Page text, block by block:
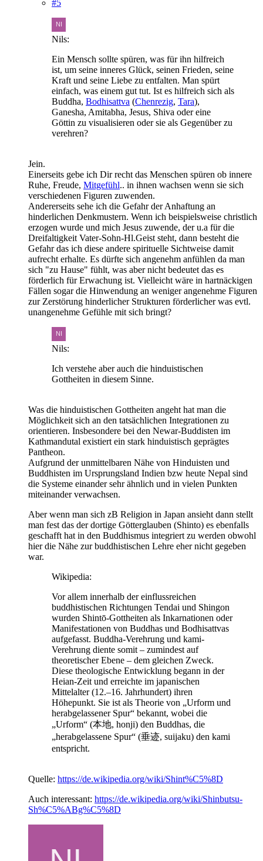
#5
Nils:
Ein Mensch sollte spüren, was für ihn hilfreich
ist, um seine inneres Glück, seinen Frieden, seine
Kraft und seine Liebe zu entfalten. Man spürt
einfach, was einem gut tut. Ist es hilfreich sich als
Buddha, Bodhisattva (Chenrezig, Tara),
Ganesha, Amitabha, Jesus, Shiva oder eine
Göttin zu visualisieren oder sie als Gegenüber zu
verehren?
Jein.
Einerseits gebe ich Dir recht das Menschen spüren ob innere
Ruhe, Freude, Mitgefühl.. in ihnen wachsen wenn sie sich
verschiedenen Figuren zuwenden.
Andererseits sehe ich die Gefahr der Anhaftung an
hinderlichen Denkmustern. Wenn ich beispielsweise christlich
erzogen wurde und mich Jesus zuwende, der u.a für die
Dreifaltigkeit Vater-Sohn-Hl.Geist steht, dann besteht die
Gefahr das ich diese andere spirituelle Sichtweise damit
aufrecht erhalte. Es dürfte sich angenehm anfühlen da man
sich "zu Hause" fühlt, was aber nicht bedeutet das es
förderlich für Erwachung ist. Vielleicht wäre in hartnäckigen
Fällen sogar die Hinwendung an weniger angenehme Figuren
zur Zerstörung hinderlicher Strukturen förderlicher was evtl.
unangenehme Gefühle mit sich bringt?
Nils:
Ich verstehe aber auch die hinduistischen
Gottheiten in diesem Sinne.
Was die hinduistischen Gottheiten angeht hat man die
Möglichkeit sich an den tatsächlichen Integrationen zu
orientieren. Insbesondere bei den Newar-Buddisten im
Kathmandutal existiert ein stark hinduistisch geprägtes
Pantheon.
Aufgrund der unmittelbaren Nähe von Hinduisten und
Buddhisten im Ursprungsland Indien bzw heute Nepal sind
die Systeme einander sehr ähnlich und in vielen Punkten
miteinander verwachsen.
Aber wenn man sich zB Religion in Japan ansieht dann stellt
man fest das der dortige Götterglauben (Shinto) es ebenfalls
geschafft hat in den Buddhismus integriert zu werden obwohl
hier die Nähe zur buddhistischen Lehre eher nicht gegeben
war.
Wikipedia:
Vor allem innerhalb der einflussreichen
buddhistischen Richtungen Tendai und Shingon
wurden Shintō-Gottheiten als Inkarnationen oder
Manifestationen von Buddhas und Bodhisattvas
aufgefasst. Buddha-Verehrung und kami-
Verehrung diente somit – zumindest auf
theoretischer Ebene – dem gleichen Zweck.
Diese theologische Entwicklung begann in der
Heian-Zeit und erreichte im japanischen
Mittelalter (12.–16. Jahrhundert) ihren
Höhepunkt. Sie ist als Theorie von „Urform und
herabgelassener Spur“ bekannt, wobei die
„Urform“ (本地, honji) den Buddhas, die
„herabgelassene Spur“ (垂迹, suijaku) den kami
entspricht.
Quelle: https://de.wikipedia.org/wiki/Shint%C5%8D
Auch interessant: https://de.wikipedia.org/wiki/Shinbutsu-
Sh%C5%ABg%C5%8D